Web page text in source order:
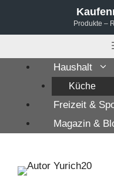
Produkte –
Haushalt
Küche
Freizeit &
Magazin &